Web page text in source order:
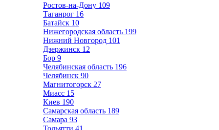
Ростов-на-Дону 109
Таганрог 16
Батайск 10
Нижегородская область 199
Нижний Новгород 101
Дзержинск 12
Бор 9
Челябинская область 196
Челябинск 90
Магнитогорск 27
Миасс 15
Киев 190
Самарская область 189
Самара 93
Тольятти 41